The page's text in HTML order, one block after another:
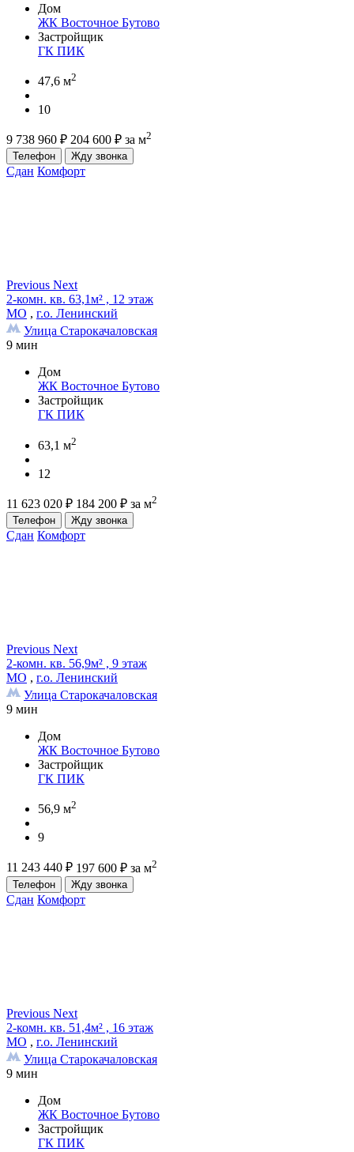
Дом
ЖК Восточное Бутово
Застройщик
ГК ПИК
47,6 м2
10
9 738 960 ₽ 204 600 ₽ за м2
Телефон
Жду звонка
Сдан Комфорт
Previous Next
2-комн. кв. 63,1м² , 12 этаж
МО , г.о. Ленинский
Улица Старокачаловская
9 мин
Дом
ЖК Восточное Бутово
Застройщик
ГК ПИК
63,1 м2
12
11 623 020 ₽ 184 200 ₽ за м2
Телефон
Жду звонка
Сдан Комфорт
Previous Next
2-комн. кв. 56,9м² , 9 этаж
МО , г.о. Ленинский
Улица Старокачаловская
9 мин
Дом
ЖК Восточное Бутово
Застройщик
ГК ПИК
56,9 м2
9
11 243 440 ₽ 197 600 ₽ за м2
Телефон
Жду звонка
Сдан Комфорт
Previous Next
2-комн. кв. 51,4м² , 16 этаж
МО , г.о. Ленинский
Улица Старокачаловская
9 мин
Дом
ЖК Восточное Бутово
Застройщик
ГК ПИК